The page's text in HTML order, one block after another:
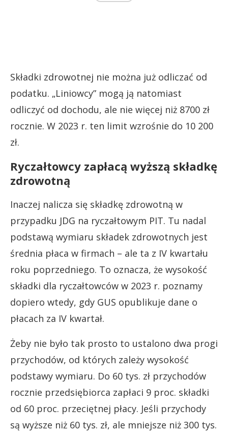
Składki zdrowotnej nie można już odliczać od
podatku. „Liniowcy” mogą ją natomiast
odliczyć od dochodu, ale nie więcej niż 8700 zł
rocznie. W 2023 r. ten limit wzrośnie do 10 200
zł.
Ryczałtowcy zapłacą wyższą składkę
zdrowotną
Inaczej nalicza się składkę zdrowotną w
przypadku JDG na ryczałtowym PIT. Tu nadal
podstawą wymiaru składek zdrowotnych jest
średnia płaca w firmach – ale ta z IV kwartału
roku poprzedniego. To oznacza, że wysokość
składki dla ryczałtowców w 2023 r. poznamy
dopiero wtedy, gdy GUS opublikuje dane o
płacach za IV kwartał.
Żeby nie było tak prosto to ustalono dwa progi
przychodów, od których zależy wysokość
podstawy wymiaru. Do 60 tys. zł przychodów
rocznie przedsiębiorca zapłaci 9 proc. składki
od 60 proc. przeciętnej płacy. Jeśli przychody
są wyższe niż 60 tys. zł, ale mniejsze niż 300 tys.